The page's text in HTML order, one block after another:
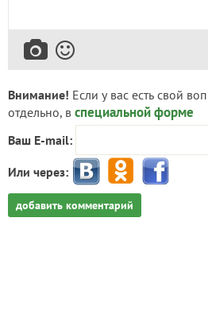
Внимание! Если у вас есть свой
отдельно, в специальной форме
Ваш E-mail:
Или через:
добавить комментарий